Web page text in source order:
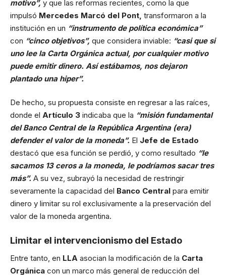
motivo”, y que las reformas recientes, como la que
impulsó Mercedes Marcó del Pont, transformaron a la
institución en un “instrumento de política económica”
con “cinco objetivos”, que considera inviable: “casi que si
uno lee la Carta Orgánica actual, por cualquier motivo
puede emitir dinero. Así estábamos, nos dejaron
plantado una hiper”.
De hecho, su propuesta consiste en regresar a las raíces,
donde el Artículo 3 indicaba que la “misión fundamental
del Banco Central de la República Argentina (era)
defender el valor de la moneda”. El Jefe de Estado
destacó que esa función se perdió, y como resultado “le
sacamos 13 ceros a la moneda, le podríamos sacar tres
más”. A su vez, subrayó la necesidad de restringir
severamente la capacidad del Banco Central para emitir
dinero y limitar su rol exclusivamente a la preservación del
valor de la moneda argentina.
Limitar el intervencionismo del Estado
Entre tanto, en LLA asocian la modificación de la Carta
Orgánica con un marco más general de reducción del